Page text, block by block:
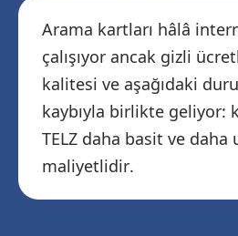
Arama kartları hâlâ
çalışıyor ancak gizli
kalitesi ve aşağıdaki
kaybıyla birlikte geliyor:
TELZ daha basit ve daha
maliyetlidir.